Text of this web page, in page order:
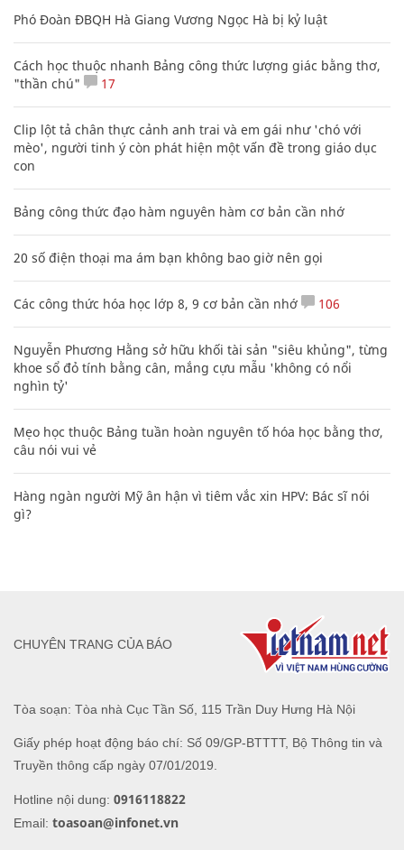
Phó Đoàn ĐBQH Hà Giang Vương Ngọc Hà bị kỷ luật
Cách học thuộc nhanh Bảng công thức lượng giác bằng thơ,
"thần chú"
17
Clip lột tả chân thực cảnh anh trai và em gái như 'chó với
mèo', người tinh ý còn phát hiện một vấn đề trong giáo dục
con
Bảng công thức đạo hàm nguyên hàm cơ bản cần nhớ
20 số điện thoại ma ám bạn không bao giờ nên gọi
Các công thức hóa học lớp 8, 9 cơ bản cần nhớ 106
Nguyễn Phương Hằng sở hữu khối tài sản "siêu khủng", từng
khoe sổ đỏ tính bằng cân, mắng cựu mẫu 'không có nổi
nghìn tỷ'
Mẹo học thuộc Bảng tuần hoàn nguyên tố hóa học bằng thơ,
câu nói vui vẻ
Hàng ngàn người Mỹ ân hận vì tiêm vắc xin HPV: Bác sĩ nói
gì?
Tòa soạn: Tòa nhà Cục Tần Số, 115 Trần Duy Hưng Hà Nội
Giấy phép hoạt động báo chí: Số 09/GP-BTTTT, Bộ Thông tin và
Truyền thông cấp ngày 07/01/2019.
Hotline nội dung: 0916118822
Email: toasoan@infonet.vn
CHUYÊN TRANG CỦA BÁO